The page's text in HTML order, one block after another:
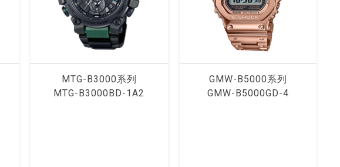
MTG-B3000系列
MTG-B3000BD-1A2
GMW-B5000系列
GMW-B5000GD-4